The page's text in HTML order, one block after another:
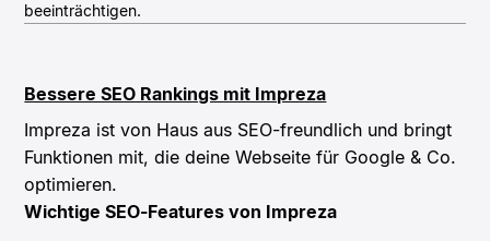
beeinträchtigen.
Bessere SEO Rankings mit Impreza
Impreza ist von Haus aus SEO-freundlich und bringt
Funktionen mit, die deine Webseite für Google & Co.
optimieren.
Wichtige SEO-Features von Impreza